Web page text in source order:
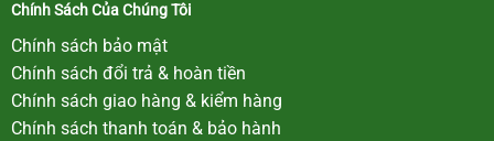
Chính Sách Của Chúng Tôi
Chính sách bảo mật
Chính sách đổi trả & hoàn tiền
Chính sách giao hàng & kiểm hàng
Chính sách thanh toán & bảo hành